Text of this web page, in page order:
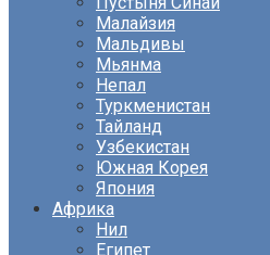
Малайзия
Мальдивы
Мьянма
Непал
Туркменистан
Тайланд
Узбекистан
Южная Корея
Япония
Африка
Нил
Египет